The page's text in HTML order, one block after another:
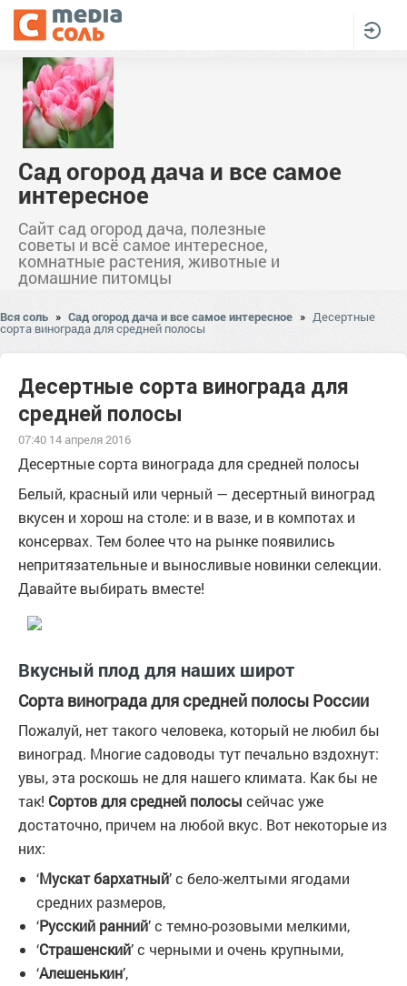
Сад огород дача и все самое
интересное
Сайт сад огород дача, полезные
советы и всё самое интересное,
комнатные растения, животные и
домашние питомцы
Вся соль » Сад огород дача и все самое интересное » Десертные
сорта винограда для средней полосы
Десертные сорта винограда для
средней полосы
07:40 14 апреля 2016
Десертные сорта винограда для средней полосы
Белый, красный или черный — десертный виноград
вкусен и хорош на столе: и в вазе, и в компотах и
консервах. Тем более что на рынке появились
непритязательные и выносливые новинки селекции.
Давайте выбирать вместе!
Вкусный плод для наших широт
Сорта винограда для средней полосы России
Пожалуй, нет такого человека, который не любил бы
виноград. Многие садоводы тут печально вздохнут:
увы, эта роскошь не для нашего климата. Как бы не
так! Сортов для средней полосы сейчас уже
достаточно, причем на любой вкус. Вот некоторые из
них:
‘Мускат бархатный’ с бело-желтыми ягодами
средних размеров,
‘Русский ранний’ с темно-розовыми мелкими,
‘Страшенский’ с черными и очень крупными,
‘Алешенькин’,